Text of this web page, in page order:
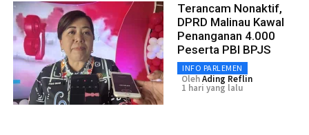
Terancam Nonaktif,
DPRD Malinau Kawal
Penanganan 4.000
Peserta PBI BPJS
INFO PARLEMEN
OlehAding Reflin
1 hari yang lalu